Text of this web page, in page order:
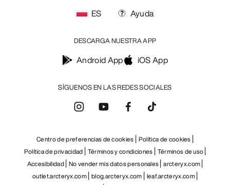
SÍGUENOS EN LAS REDES SOCIALES
ES Ayuda
DESCARGA NUESTRA APP
Android App iOS App
Centro de preferencias de cookies Política de cookies
Política de privacidad Términos y condiciones Términos de uso
Accesibilidad No vender mis datos personales arcteryx.com
outlet.arcteryx.com blog.arcteryx.com leaf.arcteryx.com